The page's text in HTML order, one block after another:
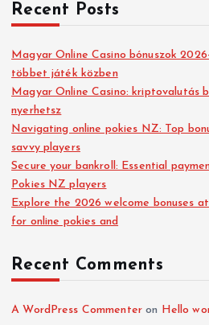
Recent Posts
Magyar Online Casino bónuszok
többet játék közben
Magyar Online Casino: kriptovalutás
nyerhetsz
Navigating online pokies NZ: Top
savvy players
Secure your bankroll: Essential
Pokies NZ players
Explore the 2026 welcome bonuses
for online pokies and
Recent Comments
A WordPress Commenter on Hello